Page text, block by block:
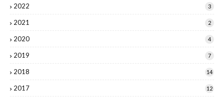
2022 3
2021 2
2020 4
2019 7
2018 14
2017 12